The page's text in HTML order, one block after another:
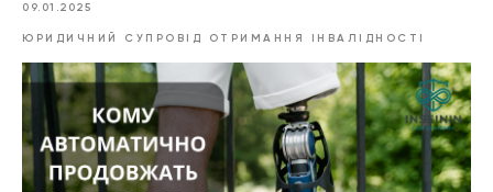
09.01.2025
ЮРИДИЧНИЙ СУПРОВІД ОТРИМАННЯ ІНВАЛІДНОСТІ